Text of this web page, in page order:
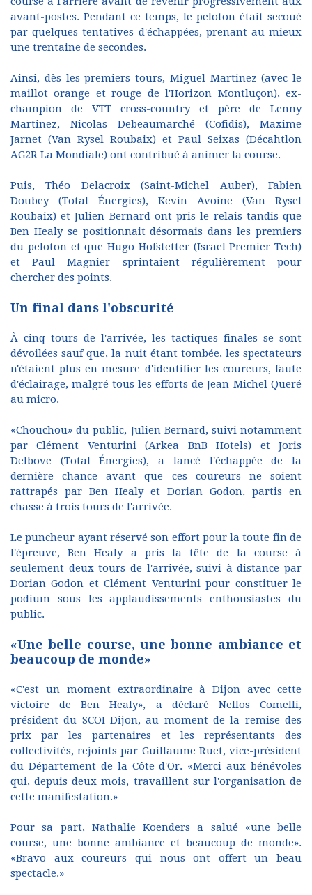
avant-postes. Pendant ce temps, le peloton était secoué
par quelques tentatives d'échappées, prenant au mieux
une trentaine de secondes.
Ainsi, dès les premiers tours, Miguel Martinez (avec le
maillot orange et rouge de l'Horizon Montluçon), ex-
champion de VTT cross-country et père de Lenny
Martinez, Nicolas Debeaumarché (Cofidis), Maxime
Jarnet (Van Rysel Roubaix) et Paul Seixas (Décahtlon
AG2R La Mondiale) ont contribué à animer la course.
Puis, Théo Delacroix (Saint-Michel Auber), Fabien
Doubey (Total Énergies), Kevin Avoine (Van Rysel
Roubaix) et Julien Bernard ont pris le relais tandis que
Ben Healy se positionnait désormais dans les premiers
du peloton et que Hugo Hofstetter (Israel Premier Tech)
et Paul Magnier sprintaient régulièrement pour
chercher des points.
Un final dans l'obscurité
À cinq tours de l'arrivée, les tactiques finales se sont
dévoilées sauf que, la nuit étant tombée, les spectateurs
n'étaient plus en mesure d'identifier les coureurs, faute
d'éclairage, malgré tous les efforts de Jean-Michel Queré
au micro.
«Chouchou» du public, Julien Bernard, suivi notamment
par Clément Venturini (Arkea BnB Hotels) et Joris
Delbove (Total Énergies), a lancé l'échappée de la
dernière chance avant que ces coureurs ne soient
rattrapés par Ben Healy et Dorian Godon, partis en
chasse à trois tours de l'arrivée.
Le puncheur ayant réservé son effort pour la toute fin de
l'épreuve, Ben Healy a pris la tête de la course à
seulement deux tours de l'arrivée, suivi à distance par
Dorian Godon et Clément Venturini pour constituer le
podium sous les applaudissements enthousiastes du
public.
«Une belle course, une bonne ambiance et
beaucoup de monde»
«C'est un moment extraordinaire à Dijon avec cette
victoire de Ben Healy», a déclaré Nellos Comelli,
président du SCOI Dijon, au moment de la remise des
prix par les partenaires et les représentants des
collectivités, rejoints par Guillaume Ruet, vice-président
du Département de la Côte-d'Or. «Merci aux bénévoles
qui, depuis deux mois, travaillent sur l'organisation de
cette manifestation.»
Pour sa part, Nathalie Koenders a salué «une belle
course, une bonne ambiance et beaucoup de monde».
«Bravo aux coureurs qui nous ont offert un beau
spectacle.»